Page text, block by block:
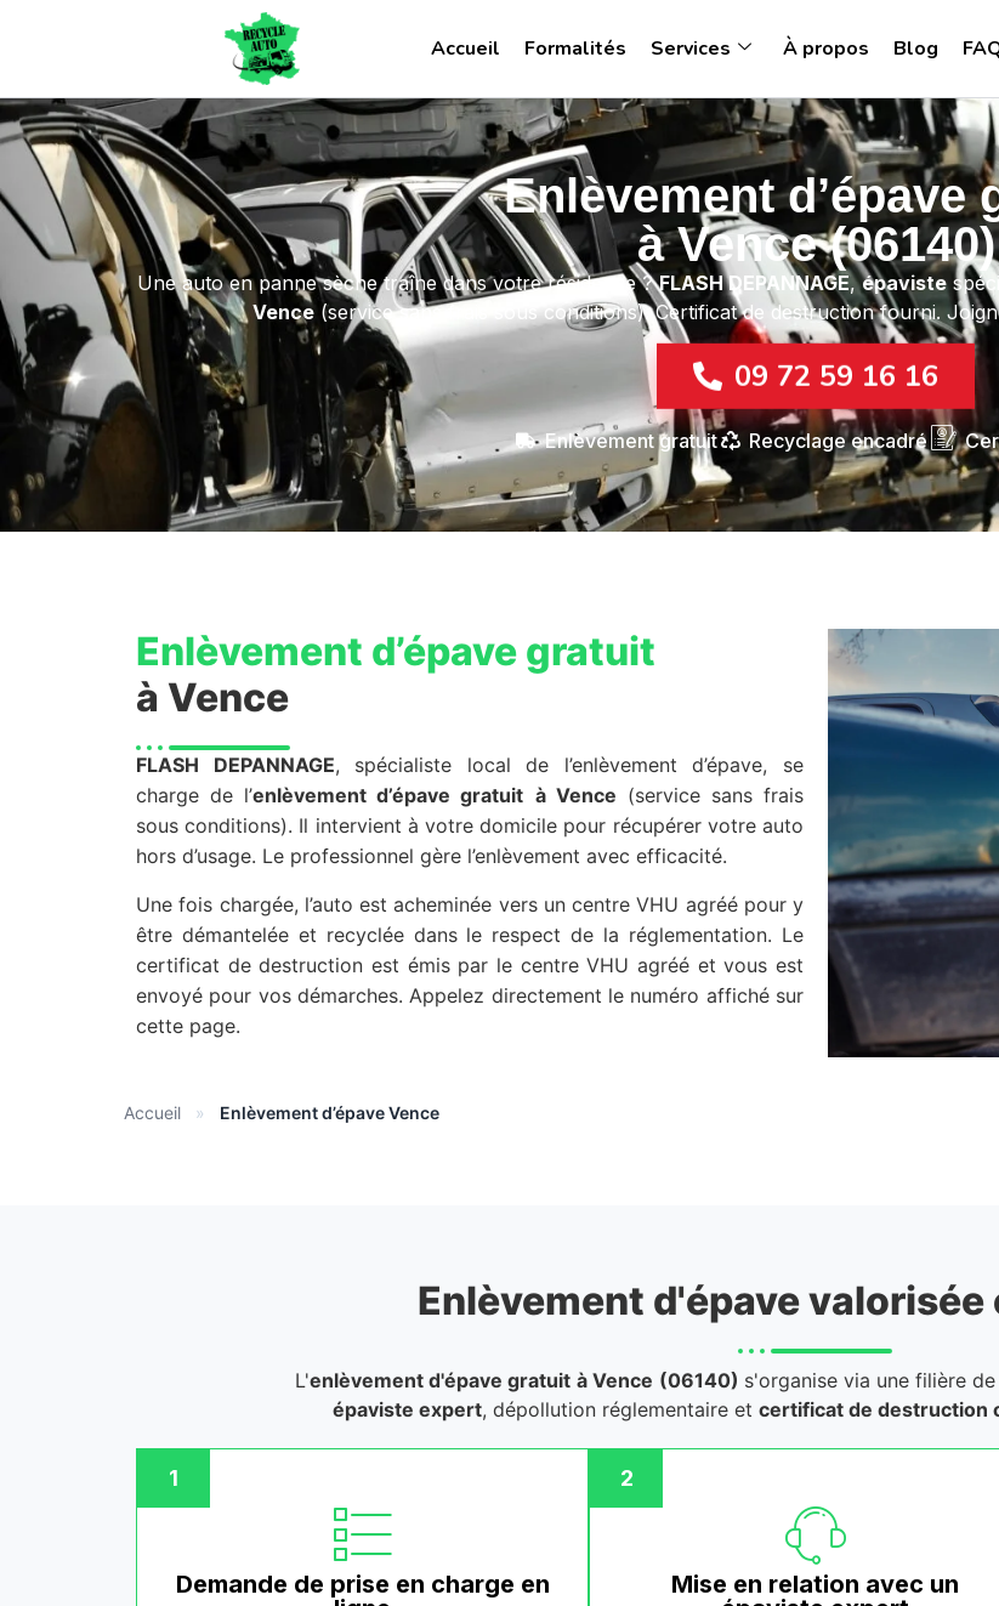
Accueil Formalités Services À propos Blog
Enlèvement d’épave
à Vence (06140)
Une auto en panne sèche traîne dans votre résidence ?FLASH DEPANNAGE,épaviste
Vence(service sans frais sous conditions). Certificat de destruction fourni.
09 72 59 16 16
Enlèvement gratuit Recyclage encadré
Enlèvement d’épave gratuit
à Vence
FLASH DEPANNAGE, spécialiste local de l’enlèvement d’épave, se
charge de l’enlèvement d’épave gratuit à Vence (service sans frais
sous conditions). Il intervient à votre domicile pour récupérer votre auto
hors d’usage. Le professionnel gère l’enlèvement avec efficacité.
Une fois chargée, l’auto est acheminée vers un centre VHU agréé pour y
être démantelée et recyclée dans le respect de la réglementation. Le
certificat de destruction est émis par le centre VHU agréé et vous est
envoyé pour vos démarches. Appelez directement le numéro affiché sur
cette page.
Accueil » Enlèvement d’épave Vence
Enlèvement d'épave valorisée
L'enlèvement d'épave gratuit à Vence (06140) s'organise via une filière
épaviste expert, dépollution réglementaire et certificat de destruction
1
Demande de prise en charge en
2
Mise en relation avec un